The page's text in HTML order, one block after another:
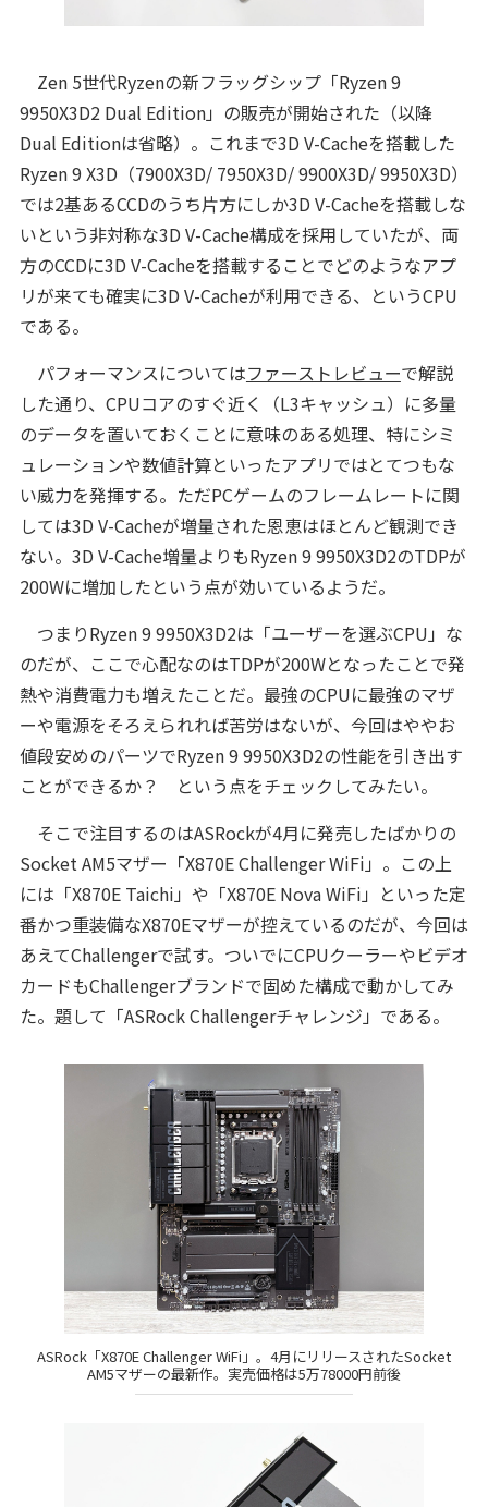
Zen 5世代Ryzenの新フラッグシップ「Ryzen 9
9950X3D2 Dual Edition」の販売が開始された（以降
Dual Editionは省略）。これまで3D V-Cacheを搭載した
Ryzen 9 X3D（7900X3D/ 7950X3D/ 9900X3D/ 9950X3D）
では2基あるCCDのうち片方にしか3D V-Cacheを搭載しな
いという非対称な3D V-Cache構成を採用していたが、両
方のCCDに3D V-Cacheを搭載することでどのようなアプ
リが来ても確実に3D V-Cacheが利用できる、というCPU
である。
パフォーマンスについてはファーストレビューで解説
した通り、CPUコアのすぐ近く（L3キャッシュ）に多量
のデータを置いておくことに意味のある処理、特にシミ
ュレーションや数値計算といったアプリではとてつもな
い威力を発揮する。ただPCゲームのフレームレートに関
しては3D V-Cacheが増量された恩恵はほとんど観測でき
ない。3D V-Cache増量よりもRyzen 9 9950X3D2のTDPが
200Wに増加したという点が効いているようだ。
つまりRyzen 9 9950X3D2は「ユーザーを選ぶCPU」な
のだが、ここで心配なのはTDPが200Wとなったことで発
熱や消費電力も増えたことだ。最強のCPUに最強のマザ
ーや電源をそろえられれば苦労はないが、今回はややお
値段安めのパーツでRyzen 9 9950X3D2の性能を引き出す
ことができるか？ という点をチェックしてみたい。
そこで注目するのはASRockが4月に発売したばかりの
Socket AM5マザー「X870E Challenger WiFi」。この上
には「X870E Taichi」や「X870E Nova WiFi」といった定
番かつ重装備なX870Eマザーが控えているのだが、今回は
あえてChallengerで試す。ついでにCPUクーラーやビデオ
カードもChallengerブランドで固めた構成で動かしてみ
た。題して「ASRock Challengerチャレンジ」である。
ASRock「X870E Challenger WiFi」。4月にリリースされたSocket
AM5マザーの最新作。実売価格は5万78000円前後